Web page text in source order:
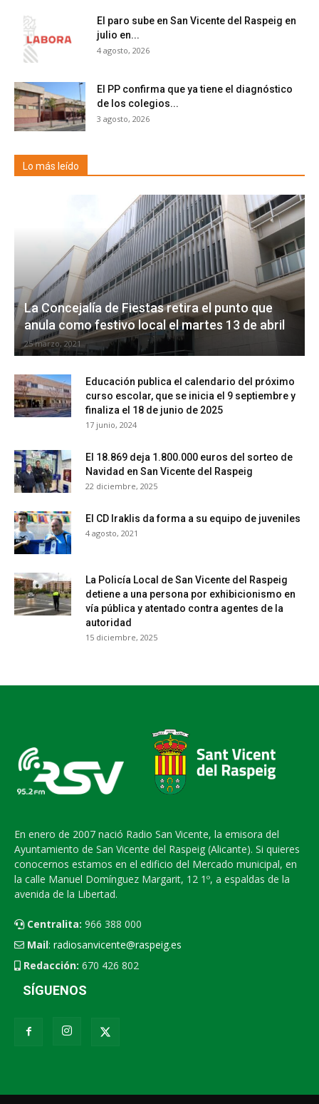
El paro sube en San Vicente del Raspeig en
julio en...
4 agosto, 2026
El PP confirma que ya tiene el diagnóstico
de los colegios...
3 agosto, 2026
Lo más leído
La Concejalía de Fiestas retira el punto que
anula como festivo local el martes 13 de abril
25 marzo, 2021
Educación publica el calendario del próximo
curso escolar, que se inicia el 9 septiembre y
finaliza el 18 de junio de 2025
17 junio, 2024
El 18.869 deja 1.800.000 euros del sorteo de
Navidad en San Vicente del Raspeig
22 diciembre, 2025
El CD Iraklis da forma a su equipo de juveniles
4 agosto, 2021
La Policía Local de San Vicente del Raspeig
detiene a una persona por exhibicionismo en
vía pública y atentado contra agentes de la
autoridad
15 diciembre, 2025
En enero de 2007 nació Radio San Vicente, la emisora del
Ayuntamiento de San Vicente del Raspeig (Alicante). Si quieres
conocernos estamos en el edificio del Mercado municipal, en
la calle Manuel Domínguez Margarit, 12 1º, a espaldas de la
avenida de la Libertad.
Centralita: 966 388 000
Mail: radiosanvicente@raspeig.es
Redacción: 670 426 802
SÍGUENOS